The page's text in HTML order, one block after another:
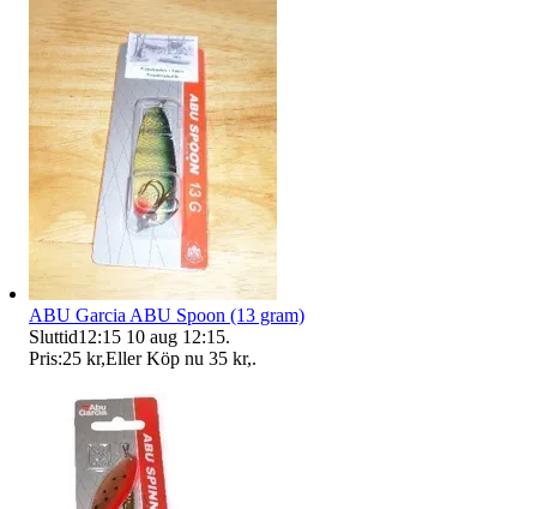
ABU Garcia ABU Spoon (13 gram)
Sluttid12:15 10 aug 12:15.
Pris:25 kr,Eller Köp nu 35 kr,.